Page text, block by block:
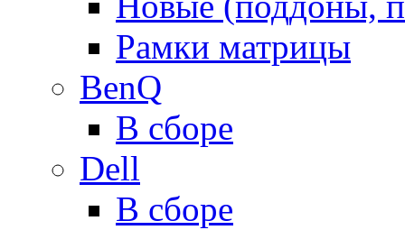
Рамки матрицы
BenQ
В сборе
Dell
В сборе